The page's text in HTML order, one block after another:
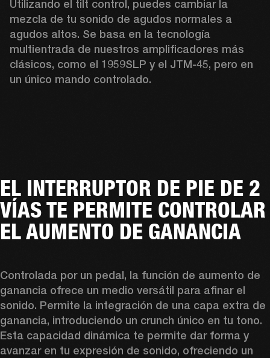
Utilizando el tilt control, puedes cambiar la
mezcla de tu sonido de agudos normales a
agudos altos. Se basa en la tecnología
multientrada de nuestros amplificadores más
clásicos, como el 1959SLP y el JTM-45, pero en
un único mando controlado.
EL INTERRUPTOR DE PIE DE 2
VÍAS TE PERMITE CONTROLAR
EL AUMENTO DE GANANCIA
Controlada por un pedal, la función de aumento de
ganancia ofrece un medio versátil para afinar el
sonido. Permite la integración de una capa extra de
ganancia, introduciendo un crunch único en tu tono.
Esta capacidad dinámica te permite dar forma y
avanzar en tu expresión de sonido, ofreciendo un